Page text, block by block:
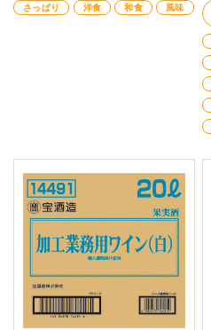
さっぱり 洋食 和食 風味